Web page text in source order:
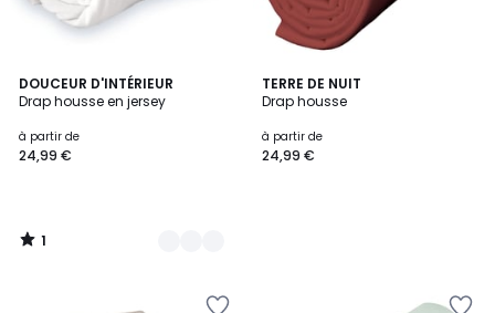
DOUCEUR D'INTÉRIEUR
Drap housse en jersey
à partir de
24,99 €
1
/
4
Couleurs
1
/
TERRE DE NUIT
Drap housse
à partir de
24,99 €